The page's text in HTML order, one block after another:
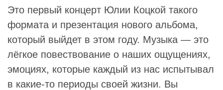
Это первый концерт Юлии Коцкой такого
формата и презентация нового альбома,
который выйдет в этом году. Музыка — это
лёгкое повествование о наших ощущениях,
эмоциях, которые каждый из нас испытывал
в какие-то периоды своей жизни. Вы